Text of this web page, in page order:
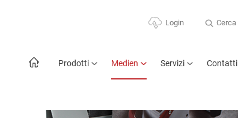
Login Cerca
Prodotti Medien Servizi Contatti